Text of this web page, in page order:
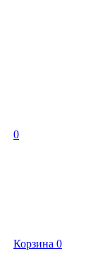
0
Корзина 0